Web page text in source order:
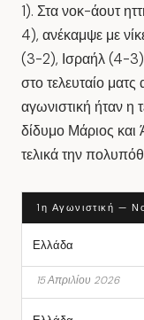
1). Στα νοκ-άουτ
4), ανέκαμψε με
(3-2), Ισραήλ (4-3)
στο τελευταίο
αγωνιστική ήταν η
δίδυμο Μάριος και
τελικά την
1η Αγωνιστική —
Ελλάδα
15 Απριλίου 2026